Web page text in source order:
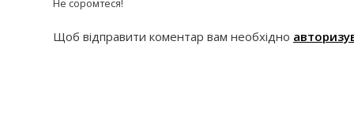
Щоб відправити коментар вам необхідно